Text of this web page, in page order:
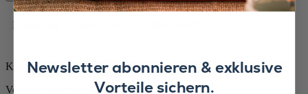
Kostenlose Lieferung bei Einkäufen über 50 €
Kostenlose Rücksendungen
Versand innerhalb von 24 bis 48 Stunden
Newsletter abonnieren & exklusive
Vorteile sichern.